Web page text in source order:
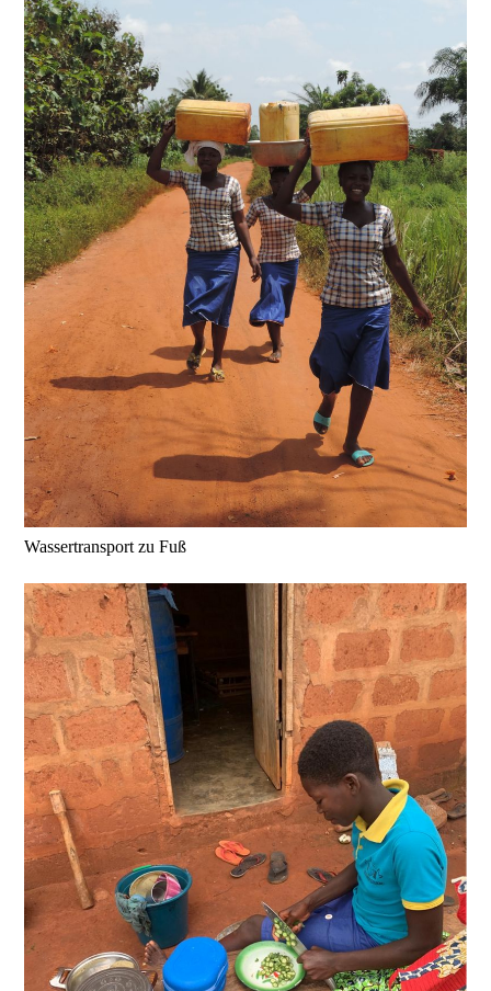
Wassertransport zu Fuß